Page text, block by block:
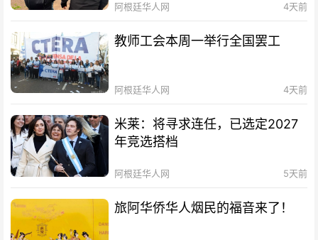
阿根廷华人网 4天前
教师工会本周一举行全国罢工
阿根廷华人网 4天前
米莱：将寻求连任，已选定2027
年竞选搭档
阿根廷华人网 5天前
旅阿华侨华人烟民的福音来了！